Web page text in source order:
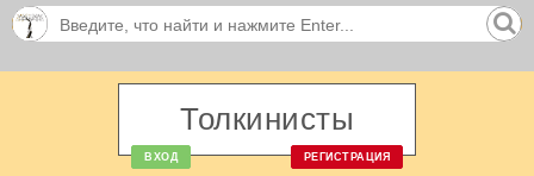
Толкинисты
ВХОД РЕГИСТРАЦИЯ